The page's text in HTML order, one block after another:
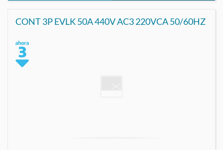
CONT 3P EVLK 50A 440V AC3 220VCA 50/60HZ